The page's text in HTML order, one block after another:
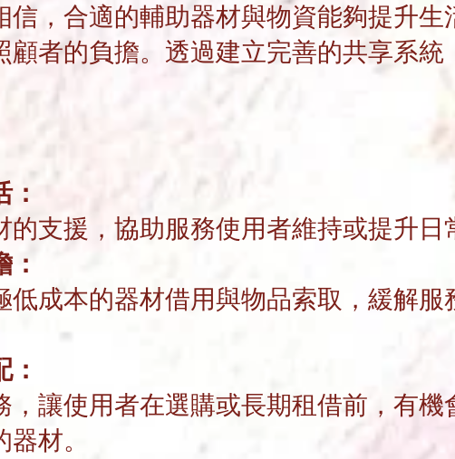
信，合適的輔助器材與物資能夠提升生
顧者的負擔。透過建立完善的共享系統
的支援，協助服務使用者維持或提升日
低成本的器材借用與物品索取，緩解服
，讓使用者在選購或長期租借前，有機
器材。